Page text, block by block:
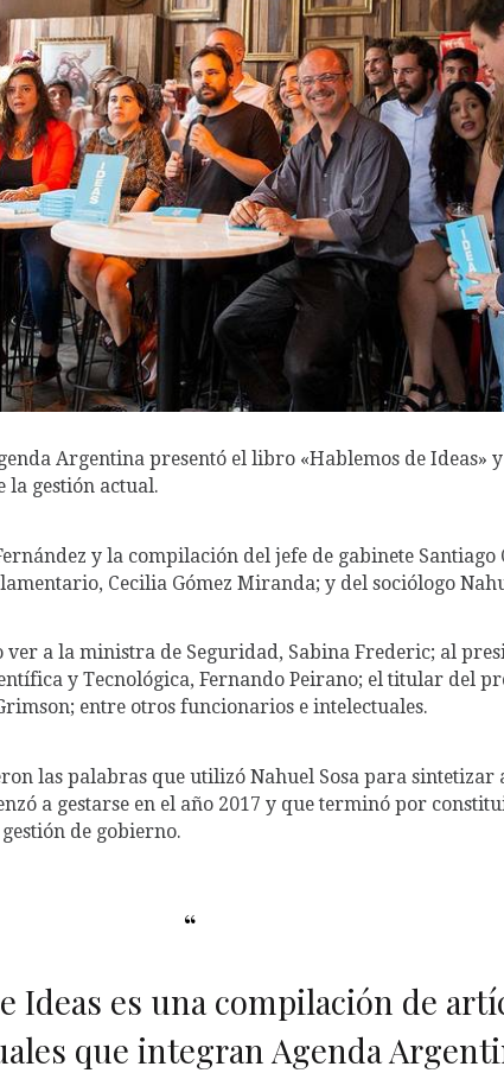
Argentina presentó el libro «Hablemos de Ideas»
gestión actual.
y la compilación del jefe de gabinete Santiago
Cecilia Gómez Miranda; y del sociólogo
ver a la ministra de Seguridad, Sabina Frederic; al
y Tecnológica, Fernando Peirano; el titular del
entre otros funcionarios e intelectuales.
las palabras que utilizó Nahuel Sosa para sintetizar
a gestarse en el año 2017 y que terminó por
de gobierno.
Ideas es una compilación de
que integran Agenda